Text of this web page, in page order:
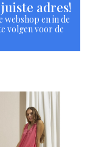
adres!
webshop en in de
volgen voor de